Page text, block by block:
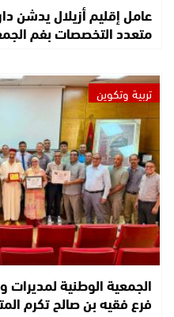
عامل إقليم أزيلال يدشن
متعدد التخصصات بفم
تربية وتكوين
الجمعية الوطنية لمديرات
فرع فقيه بن صالح تكرم